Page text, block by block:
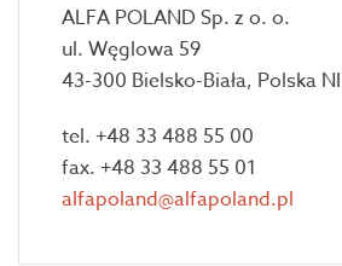
ALFA POLAND Sp. z o. o.
ul. Węglowa 59
43-300 Bielsko-Biała, Polska
tel. +48 33 488 55 00
fax. +48 33 488 55 01
alfapoland@alfapoland.pl